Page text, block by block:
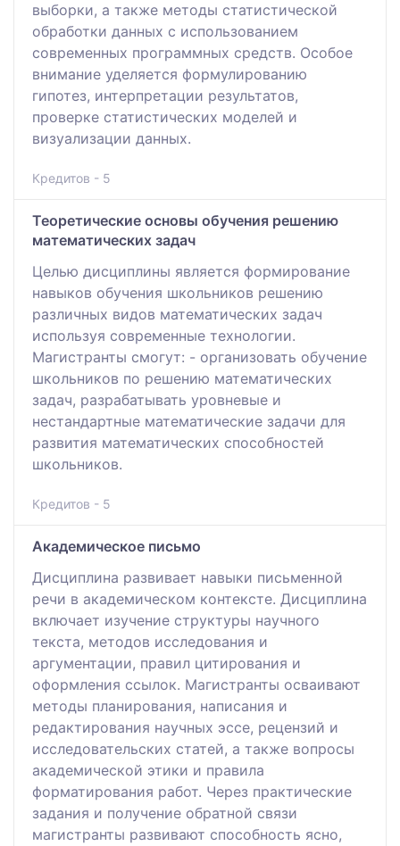
выборки, а также методы статистической
обработки данных с использованием
современных программных средств. Особое
внимание уделяется формулированию
гипотез, интерпретации результатов,
проверке статистических моделей и
визуализации данных.
Кредитов - 5
Теоретические основы обучения решению
математических задач
Целью дисциплины является формирование
навыков обучения школьников решению
различных видов математических задач
используя современные технологии.
Магистранты смогут: - организовать обучение
школьников по решению математических
задач, разрабатывать уровневые и
нестандартные математические задачи для
развития математических способностей
школьников.
Кредитов - 5
Академическое письмо
Дисциплина развивает навыки письменной
речи в академическом контексте. Дисциплина
включает изучение структуры научного
текста, методов исследования и
аргументации, правил цитирования и
оформления ссылок. Магистранты осваивают
методы планирования, написания и
редактирования научных эссе, рецензий и
исследовательских статей, а также вопросы
академической этики и правила
форматирования работ. Через практические
задания и получение обратной связи
магистранты развивают способность ясно,